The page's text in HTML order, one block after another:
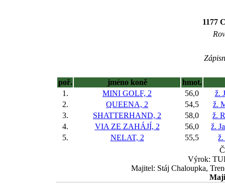
1177
poř. jméno koně
hmot.
1.
MINI GOLF, 2 56,0
ž.
2.
QUEENA, 2 54,5
ž.
3.
SHATTERHAND, 2 58,0
ž.
4.
VIA ZE ZAHÁJÍ, 2 56,0
ž.
5.
NELAT, 2 55,5
ž.
Výrok:
Majitel: Stáj Chaloupka,